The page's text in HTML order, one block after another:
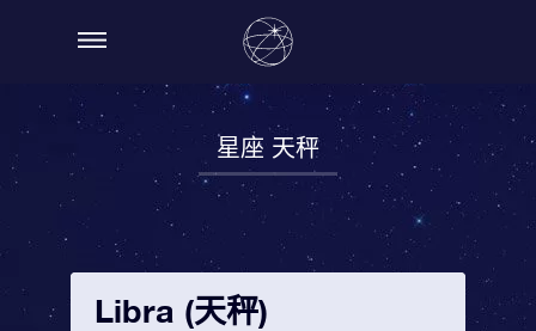
星座 天秤
Libra (天秤)